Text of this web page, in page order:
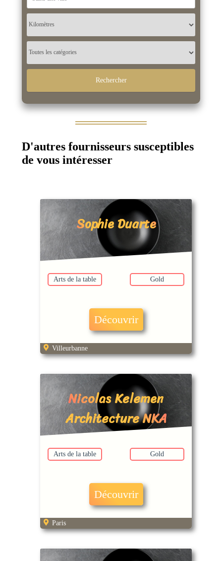
D'autres fournisseurs susceptibles
de vous intéresser
Sophie Duarte
Arts de la table Gold
Découvrir
Villeurbanne
Nicolas Kelemen
Architecture NKA
Arts de la table Gold
Découvrir
Paris